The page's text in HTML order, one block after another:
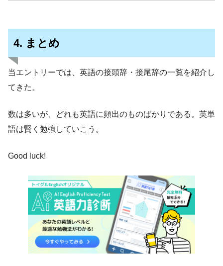
4. まとめ
当エントリーでは、英語の接頭辞・接尾辞の一覧を紹介し
てきた。
数は多いが、どれも英語に頻出のものばかりである。英単
語は賢く勉強していこう。
Good luck!